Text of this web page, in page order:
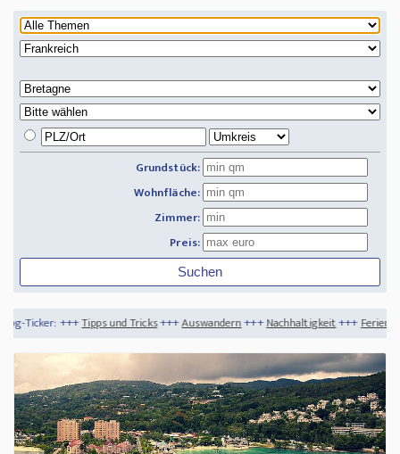
Grundstück:
Wohnfläche:
Zimmer:
Preis:
und Tricks+++Auswandern+++Nachhaltigkeit+++Ferien 2020 - was geht